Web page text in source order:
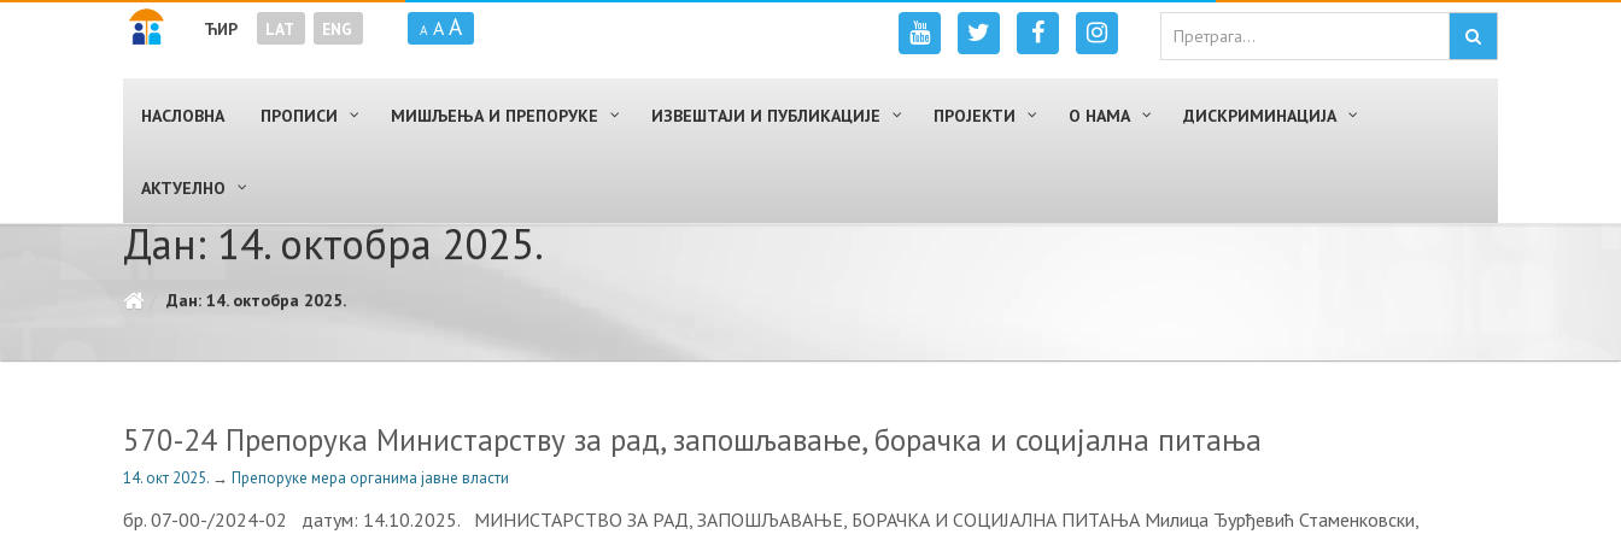
ЋИР LAT ENG A A A
НАСЛОВНА ПРОПИСИ МИШЉЕЊА И ПРЕПОРУКЕ ИЗВЕШТАЈИ И ПУБЛИКАЦИЈЕ ПРОЈЕКТИ О НАМА ДИСКРИМИНАЦИЈА
AКТУЕЛНО
Дан: 14. октобра 2025.
Дан: 14. октобра 2025.
570-24 Препорука Министарству за рад, запошљавање, борачка и социјална питања
14. окт 2025. → Препоруке мера органима јавне власти
бр. 07-00-/2024-02 датум: 14.10.2025. МИНИСТАРСТВО ЗА РАД, ЗАПОШЉАВАЊЕ, БОРАЧКА И СОЦИЈАЛНА ПИТАЊА Милица Ђурђевић Стаменковски,